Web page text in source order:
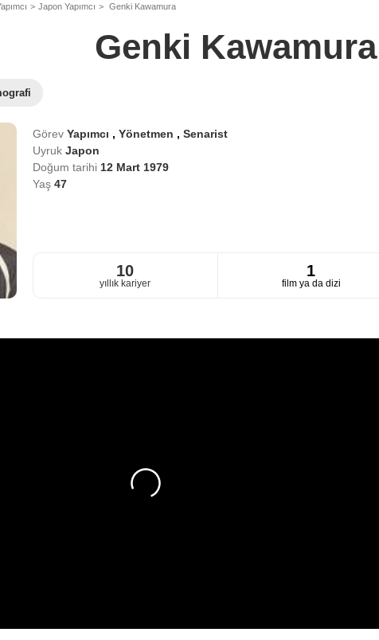
Japon Yapımcı Genki Kawamura
Genki Kawamura
Görev Yapımcı , Yönetmen , Senarist
Uyruk Japon
Doğum tarihi 12 Mart 1979
Yaş 47
10
yıllık kariyer
1
film ya da dizi